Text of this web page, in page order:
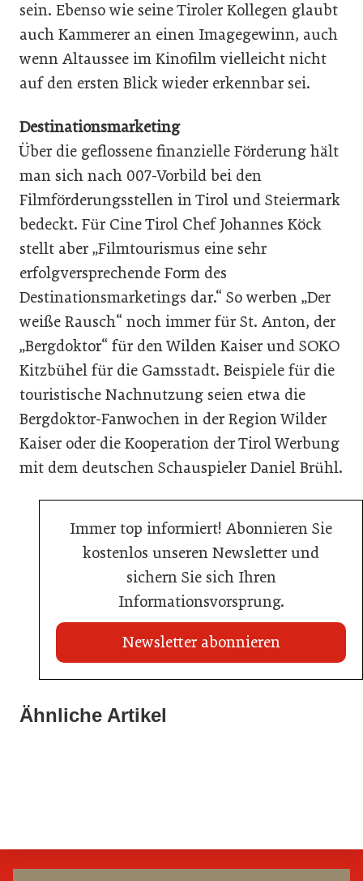
sein. Ebenso wie seine Tiroler Kollegen glaubt
auch Kammerer an einen Imagegewinn, auch
wenn Altaussee im Kinofilm vielleicht nicht
auf den ersten Blick wieder erkennbar sei.
Destinationsmarketing
Über die geflossene finanzielle Förderung hält
man sich nach 007-Vorbild bei den
Filmförderungsstellen in Tirol und Steiermark
bedeckt. Für Cine Tirol Chef Johannes Köck
stellt aber „Filmtourismus eine sehr
erfolgversprechende Form des
Destinationsmarketings dar.“ So werben „Der
weiße Rausch“ noch immer für St. Anton, der
„Bergdoktor“ für den Wilden Kaiser und SOKO
Kitzbühel für die Gamsstadt. Beispiele für die
touristische Nachnutzung seien etwa die
Bergdoktor-Fanwochen in der Region Wilder
Kaiser oder die Kooperation der Tirol Werbung
mit dem deutschen Schauspieler Daniel Brühl.
Immer top informiert! Abonnieren Sie
kostenlos unseren Newsletter und
sichern Sie sich Ihren
Informationsvorsprung.
Newsletter abonnieren
Ähnliche Artikel
Travel Start-up Night 2026: Beste Tourismus-Idee